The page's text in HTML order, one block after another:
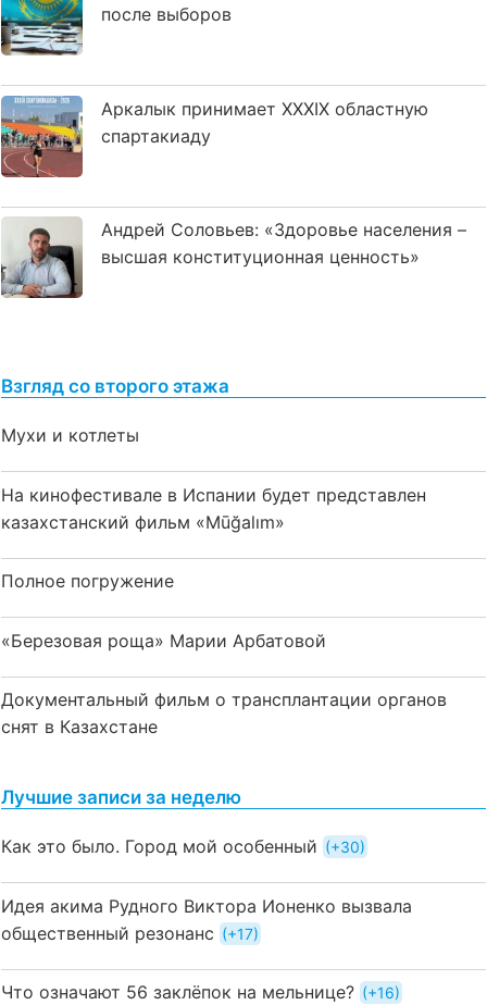
после выборов
Аркалык принимает XXXIX областную
спартакиаду
Андрей Соловьев: «Здоровье населения –
высшая конституционная ценность»
Взгляд со второго этажа
Мухи и котлеты
На кинофестивале в Испании будет представлен
казахстанский фильм «Mūğalım»
Полное погружение
«Березовая роща» Марии Арбатовой
Документальный фильм о трансплантации органов
снят в Казахстане
Лучшие записи за неделю
Как это было. Город мой особенный +30
Идея акима Рудного Виктора Ионенко вызвала
общественный резонанс
+17
Что означают 56 заклёпок на мельнице? +16